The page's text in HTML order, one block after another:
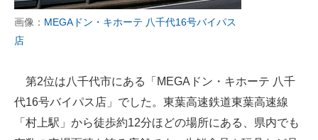
画像： MEGAドン・キホーテ 八千代16号バイパス
店
第2位は八千代市にある「MEGAドン・キホーテ 八千
代16号バイパス店」でした。東葉高速鉄道東葉高速線
「村上駅」から徒歩約12分ほどの場所にある、県内でも